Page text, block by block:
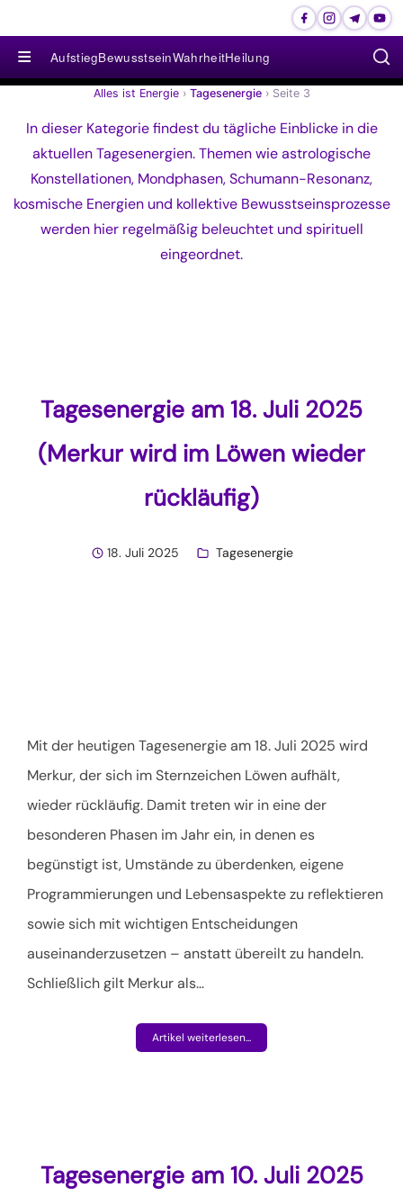
≡ AufstiegBewusstseinWahrheitHeilung
Alles ist Energie› Tagesenergie› Seite 3
In dieser Kategorie findest du tägliche Einblicke in die
aktuellen Tagesenergien. Themen wie astrologische
Konstellationen, Mondphasen, Schumann-Resonanz,
kosmische Energien und kollektive Bewusstseinsprozesse
werden hier regelmäßig beleuchtet und spirituell
eingeordnet.
Tagesenergie am 18. Juli 2025
(Merkur wird im Löwen wieder
rückläufig)
18. Juli 2025 Tagesenergie
Mit der heutigen Tagesenergie am 18. Juli 2025 wird
Merkur, der sich im Sternzeichen Löwen aufhält,
wieder rückläufig. Damit treten wir in eine der
besonderen Phasen im Jahr ein, in denen es
begünstigt ist, Umstände zu überdenken, eigene
Programmierungen und Lebensaspekte zu reflektieren
sowie sich mit wichtigen Entscheidungen
auseinanderzusetzen – anstatt übereilt zu handeln.
Schließlich gilt Merkur als…
Artikel weiterlesen...
Tagesenergie am 10. Juli 2025